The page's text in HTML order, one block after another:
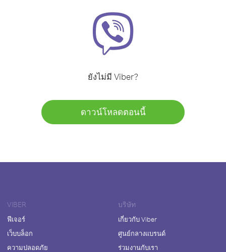
ยังไม่มี Viber?
ดาวน์โหลดตอนนี้
VIBER
ฟีเจอร์
เว็บบล็อก
ความปลอดภัย
บริษัท
เกี่ยวกับ Viber
ศูนย์กลางแบรนด์
ร่วมงานกับเรา